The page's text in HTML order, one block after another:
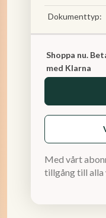
Dokumenttyp:
Shoppa nu.
med Klarna
Med vårt
tillgång till alla